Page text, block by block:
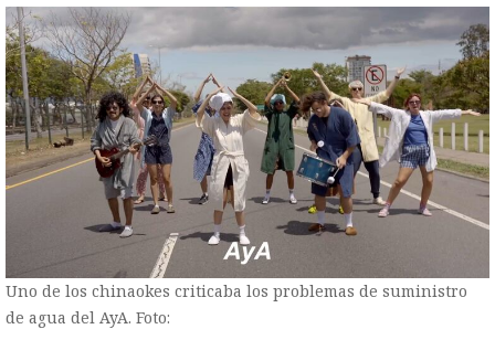
Uno de los chinaokes criticaba los problemas de suministro
de agua del AyA. Foto: